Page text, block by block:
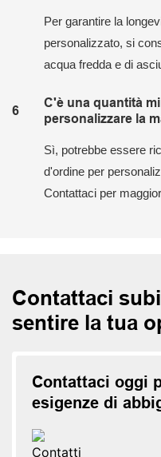
Per garantire la
personalizzato, si
acqua fredda e di
6
C'è una quantità
personalizzare la
Sì, potrebbe essere
d'ordine per
Contattaci per
Contattaci
sentire la tua
Contattaci oggi
esigenze di